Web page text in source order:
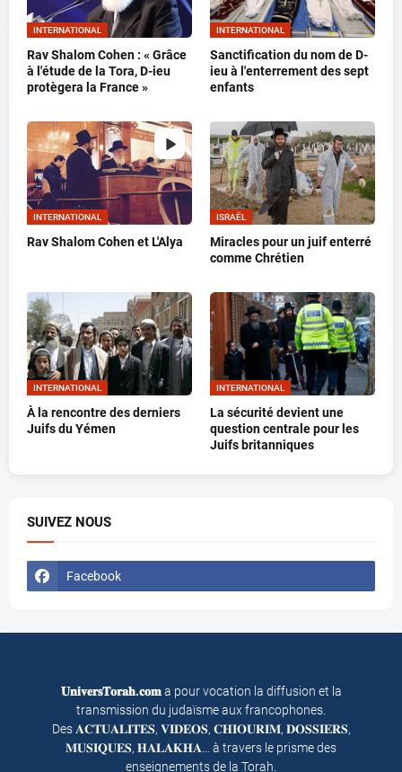
INTERNATIONAL
Rav Shalom Cohen : « Grâce
à l'étude de la Tora, D-ieu
protègera la France »
INTERNATIONAL
Sanctification du nom de D-
ieu à l'enterrement des sept
enfants
INTERNATIONAL
Rav Shalom Cohen et L'Alya
ISRAËL
Miracles pour un juif enterré
comme Chrétien
INTERNATIONAL
À la rencontre des derniers
Juifs du Yémen
INTERNATIONAL
La sécurité devient une
question centrale pour les
Juifs britanniques
SUIVEZ NOUS
Facebook
𝐔𝐧𝐢𝐯𝐞𝐫𝐬𝐓𝐨𝐫𝐚𝐡.𝐜𝐨𝐦a pour vocation la diffusion et la
transmission du judaïsme aux francophones.
Des 𝐀𝐂𝐓𝐔𝐀𝐋𝐈𝐓𝐄𝐒, 𝐕𝐈𝐃𝐄𝐎𝐒, 𝐂𝐇𝐈𝐎𝐔𝐑𝐈𝐌, 𝐃𝐎𝐒𝐒𝐈𝐄𝐑𝐒,
𝐌𝐔𝐒𝐈𝐐𝐔𝐄𝐒, 𝐇𝐀𝐋𝐀𝐊𝐇𝐀… à travers le prisme des
enseignements de la Torah.